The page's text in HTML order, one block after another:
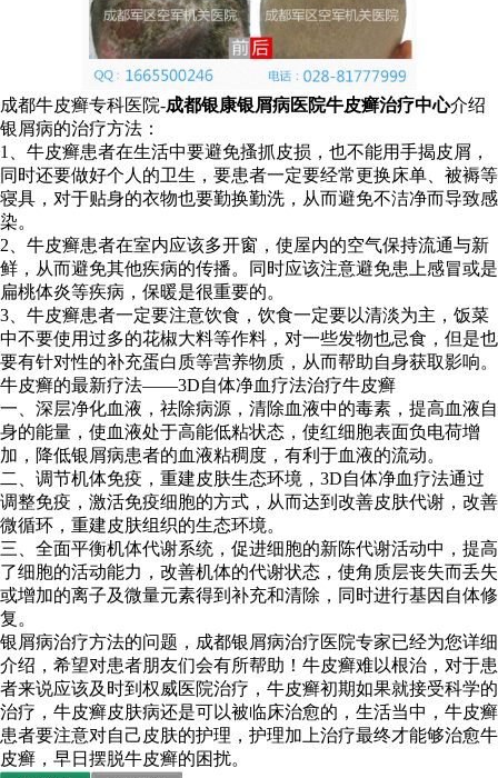
成都牛皮癣专科医院-成都银康银屑病医院牛皮癣治疗中心介绍
银屑病的治疗方法：
1、牛皮癣患者在生活中要避免搔抓皮损，也不能用手揭皮屑，
同时还要做好个人的卫生，要患者一定要经常更换床单、被褥等
寝具，对于贴身的衣物也要勤换勤洗，从而避免不洁净而导致感
染。
2、牛皮癣患者在室内应该多开窗，使屋内的空气保持流通与新
鲜，从而避免其他疾病的传播。同时应该注意避免患上感冒或是
扁桃体炎等疾病，保暖是很重要的。
3、牛皮癣患者一定要注意饮食，饮食一定要以清淡为主，饭菜
中不要使用过多的花椒大料等作料，对一些发物也忌食，但是也
要有针对性的补充蛋白质等营养物质，从而帮助自身获取影响。
牛皮癣的最新疗法——3D自体净血疗法治疗牛皮癣
一、深层净化血液，祛除病源，清除血液中的毒素，提高血液自
身的能量，使血液处于高能低粘状态，使红细胞表面负电荷增
加，降低银屑病患者的血液粘稠度，有利于血液的流动。
二、调节机体免疫，重建皮肤生态环境，3D自体净血疗法通过
调整免疫，激活免疫细胞的方式，从而达到改善皮肤代谢，改善
微循环，重建皮肤组织的生态环境。
三、全面平衡机体代谢系统，促进细胞的新陈代谢活动中，提高
了细胞的活动能力，改善机体的代谢状态，使角质层丧失而丢失
或增加的离子及微量元素得到补充和清除，同时进行基因自体修
复。
银屑病治疗方法的问题，成都银屑病治疗医院专家已经为您详细
介绍，希望对患者朋友们会有所帮助！牛皮癣难以根治，对于患
者来说应该及时到权威医院治疗，牛皮癣初期如果就接受科学的
治疗，牛皮癣皮肤病还是可以被临床治愈的，生活当中，牛皮癣
患者要注意对自己皮肤的护理，护理加上治疗最终才能够治愈牛
皮癣，早日摆脱牛皮癣的困扰。